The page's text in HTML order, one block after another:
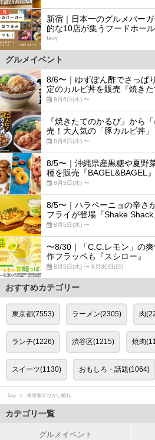
5
新宿｜日本一のグルメバー
的な10店が集うフードホー
favy
グルメイベント
8/6〜｜ゆずぽん酢でさっぱ
定のカルビ丼を販売『焼きた
8月6日(木) 〜
『焼きたてのかるび』から
売！大人気の「豚カルビ丼
8月6日(木) 〜
8/5〜｜沖縄県産黒糖や夏野
種を販売『BAGEL&BAGEL』
8月5日(水) 〜
8/5〜｜ハラペーニョの辛さ
フライが登場『Shake Shack
8月5日(水) 〜
〜8/30｜「C.C.レモン」の
作フラッペも『スシロー』
8月5日(水) 〜 8月30日(日)
おすすめカテゴリー
東京都(7553) ラーメン(2305) 肉
ランチ(1226) 渋谷区(1215) 焼肉
スイーツ(1130) おもしろ・話題(1064)
favy 椿屋珈琲 ひがし離れ
カテゴリ一覧
グルメイベント